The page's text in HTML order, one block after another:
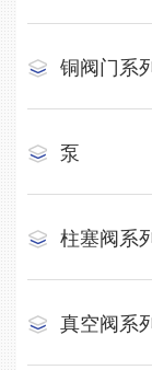
铜阀门系列
泵
柱塞阀系列
真空阀系列